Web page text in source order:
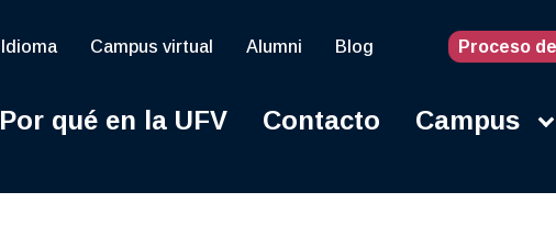
Idioma Campus virtual Alumni Blog Proceso
Por qué en la UFV Contacto Campus
Online